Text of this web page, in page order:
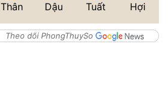
Thân Dậu Tuất Hợi
Theo dõi PhongThuySo